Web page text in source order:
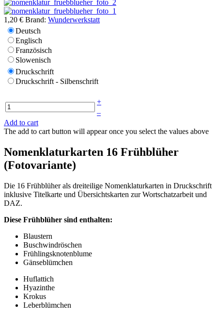
1,20 € Brand: Wunderwerkstatt
Deutsch
Englisch
Französisch
Slowenisch
Druckschrift
Druckschrift - Silbenschrift
+
–
Add to cart
The add to cart button will appear once you select the values above
Nomenklaturkarten 16 Frühblüher
(Fotovariante)
Die 16 Frühblüher als dreiteilige Nomenklaturkarten in Druckschrift
inklusive Titelkarte und Übersichtskarten zur Wortschatzarbeit und
DAZ.
Diese Frühblüher sind enthalten:
Blaustern
Buschwindröschen
Frühlingsknotenblume
Gänseblümchen
Huflattich
Hyazinthe
Krokus
Leberblümchen